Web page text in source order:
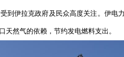
到伊拉克政府及民众高度关注。伊电
天然气的依赖，节约发电燃料支出。